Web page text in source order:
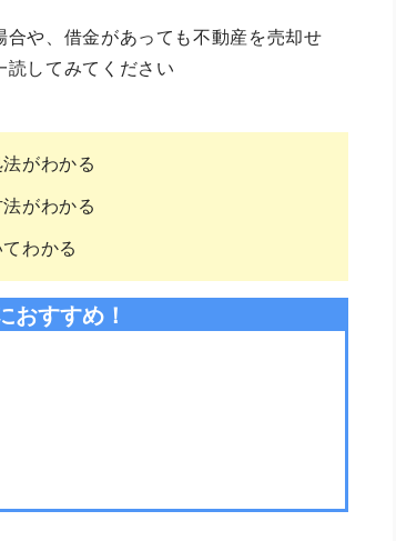
や、借金があっても不動産を売却せ
読してみてください
がわかる
がわかる
わかる
おすすめ！